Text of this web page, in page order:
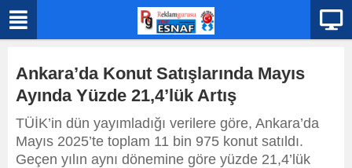
Ankara’da Konut Satışlarında Mayıs
Ayında Yüzde 21,4’lük Artış
TÜİK’in dün yayımladığı verilere göre, Ankara’da
Mayıs 2025’te toplam 11 bin 975 konut satıldı.
Geçen yılın aynı dönemine göre yüzde 21,4’lük